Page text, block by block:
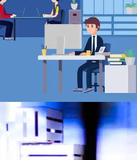
Diseño Gráfico